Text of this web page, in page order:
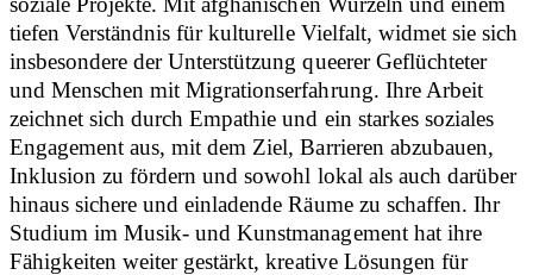
tiefen Verständnis für kulturelle Vielfalt, widmet sie sich
insbesondere der Unterstützung queerer Geflüchteter
und Menschen mit Migrationserfahrung. Ihre Arbeit
zeichnet sich durch Empathie und ein starkes soziales
Engagement aus, mit dem Ziel, Barrieren abzubauen,
Inklusion zu fördern und sowohl lokal als auch darüber
hinaus sichere und einladende Räume zu schaffen. Ihr
Studium im Musik- und Kunstmanagement hat ihre
Fähigkeiten weiter gestärkt, kreative Lösungen für